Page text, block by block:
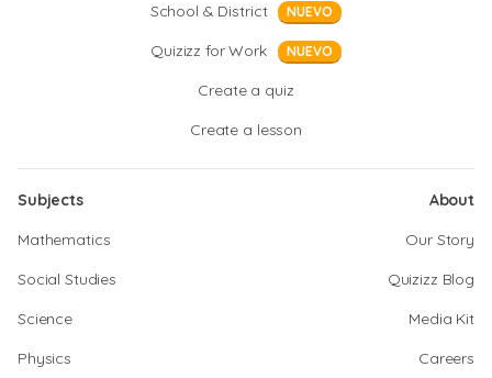
School & District
NUEVO
Quizizz for Work NUEVO
Create a quiz
Create a lesson
Subjects
Mathematics
Social Studies
Science
Physics
About
Our Story
Quizizz Blog
Media Kit
Careers